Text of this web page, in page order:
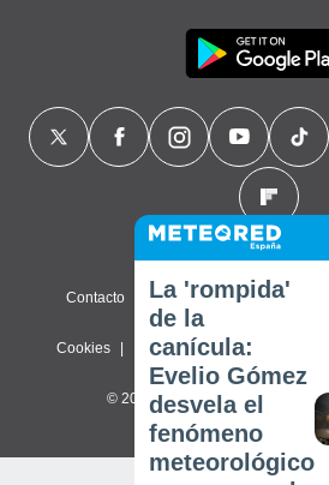
Contacto Sobre nosotros
Cookies Política de privacidad
© 2026 Meteored. Todos los
La 'rompida'
de la
canícula:
Evelio Gómez
desvela el
fenómeno
meteorológico